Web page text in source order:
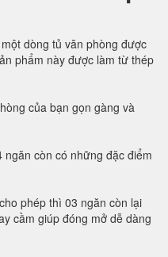
dòng tủ văn phòng được
phẩm này được làm từ thép
của bạn gọn gàng và
còn có những đặc điểm
phép thì 03 ngăn còn lại
cầm giúp đóng mở dễ dàng